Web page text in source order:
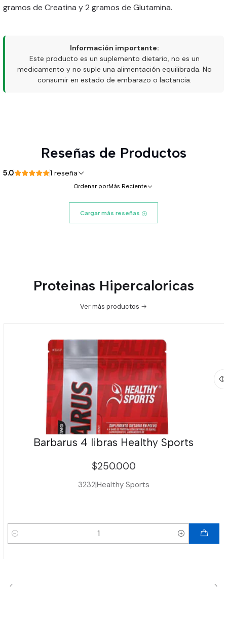
gramos de Creatina y 2 gramos de Glutamina.
Información importante:
Este producto es un suplemento dietario, no es un
medicamento y no suple una alimentación equilibrada. No
consumir en estado de embarazo o lactancia.
Reseñas de Productos
5.0 1 reseña
Ordenar porMás Reciente
Cargar más reseñas
Proteinas Hipercaloricas
Ver más productos
Barbarus 4 libras Healthy Sports
$250.000
3232|Healthy Sports
Cantidad